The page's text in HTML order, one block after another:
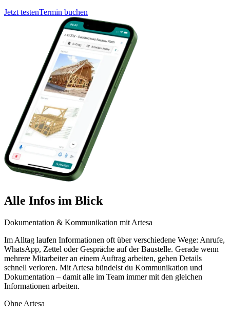
Jetzt testenTermin buchen
Alle Infos im Blick
Dokumentation & Kommunikation mit Artesa
Im Alltag laufen Informationen oft über verschiedene Wege: Anrufe,
WhatsApp, Zettel oder Gespräche auf der Baustelle. Gerade wenn
mehrere Mitarbeiter an einem Auftrag arbeiten, gehen Details
schnell verloren. Mit Artesa bündelst du Kommunikation und
Dokumentation – damit alle im Team immer mit den gleichen
Informationen arbeiten.
Ohne Artesa